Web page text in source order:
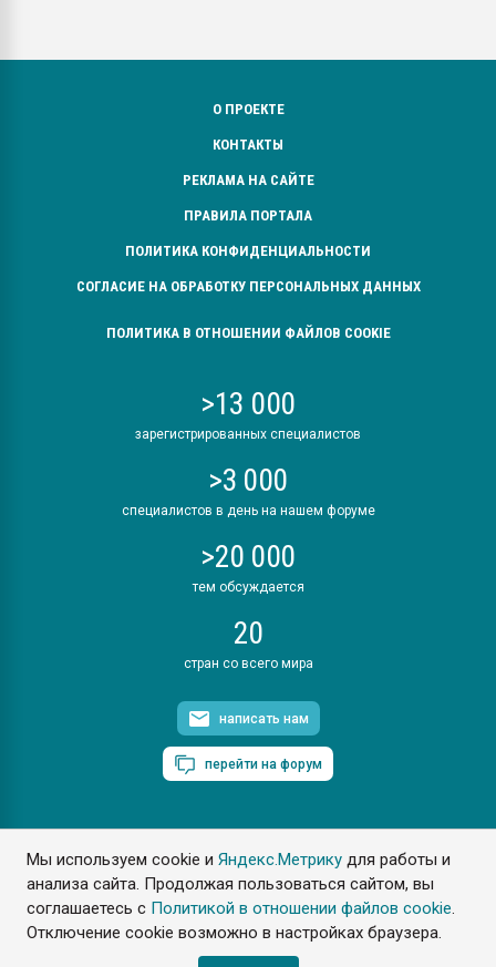
Мы используем cookie иЯндекс.Метрику для работы и
анализа сайта. Продолжая пользоваться сайтом, вы
соглашаетесь с Политикой в отношении файлов cookie.
Отключение cookie возможно в настройках браузера.
О ПРОЕКТЕ
КОНТАКТЫ
РЕКЛАМА НА САЙТЕ
ПРАВИЛА ПОРТАЛА
ПОЛИТИКА КОНФИДЕНЦИАЛЬНОСТИ
СОГЛАСИЕ НА ОБРАБОТКУ ПЕРСОНАЛЬНЫХ ДАННЫХ
ПОЛИТИКА В ОТНОШЕНИИ ФАЙЛОВ COOKIE
>13 000
зарегистрированных специалистов
>3 000
специалистов в день на нашем форуме
>20 000
тем обсуждается
20
стран со всего мира
написать нам
перейти на форум
ПластЭксперт © 2006. Все права защищены
Разрешается копирование материалов сайта с обязательной
ссылкой на www.e-plastic.ru
Разработка сайта